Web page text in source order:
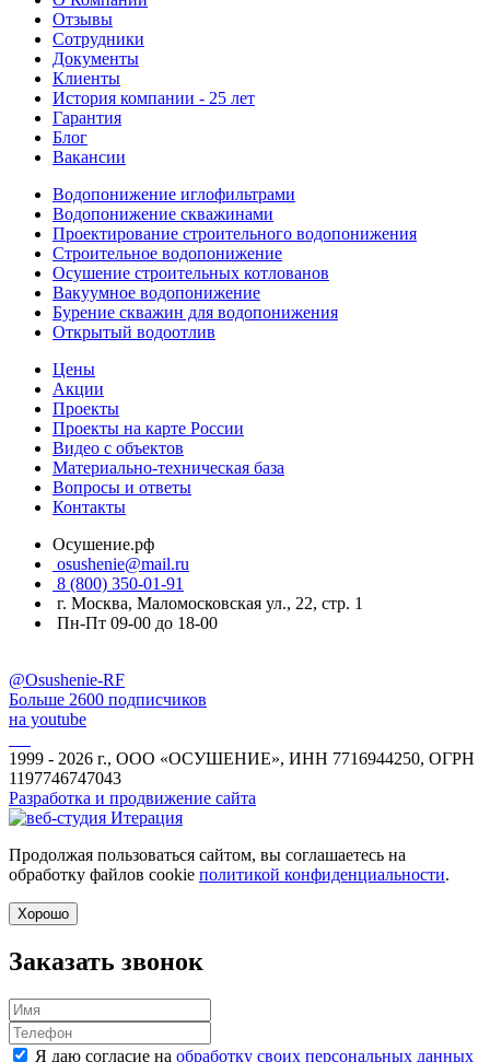
Отзывы
Сотрудники
Документы
Клиенты
История компании - 25 лет
Гарантия
Блог
Вакансии
Водопонижение иглофильтрами
Водопонижение скважинами
Проектирование строительного водопонижения
Строительное водопонижение
Осушение строительных котлованов
Вакуумное водопонижение
Бурение скважин для водопонижения
Открытый водоотлив
Цены
Акции
Проекты
Проекты на карте России
Видео с объектов
Материально-техническая база
Вопросы и ответы
Контакты
Осушение.рф
osushenie@mail.ru
8 (800) 350-01-91
г. Москва, Маломосковская ул., 22, стр. 1
Пн-Пт 09-00 до 18-00
@Osushenie-RF
Больше 2600 подписчиков
на youtube
1999 - 2026 г., ООО «ОСУШЕНИЕ», ИНН 7716944250, ОГРН
1197746747043
Разработка и продвижение сайта
Продолжая пользоваться сайтом, вы соглашаетесь на
обработку файлов cookie политикой конфиденциальности.
Хорошо
Заказать звонок
Я даю согласие на обработку своих персональных данных